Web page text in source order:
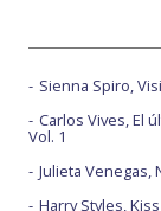
Sienna Spiro,
Carlos Vives, El
Vol. 1
Julieta Venegas,
Harry Styles,